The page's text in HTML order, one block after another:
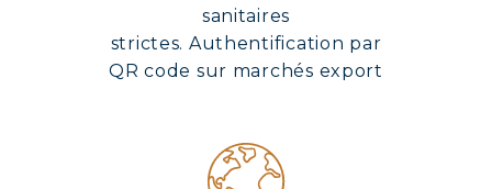
sanitaires
strictes. Authentification par
QR code sur marchés export